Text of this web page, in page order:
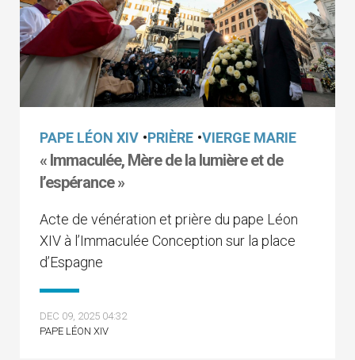
PAPE LÉON XIV •PRIÈRE •VIERGE MARIE
« Immaculée, Mère de la lumière et de
l’espérance »
Acte de vénération et prière du pape Léon
XIV à l’Immaculée Conception sur la place
d’Espagne
DEC 09, 2025 04:32
PAPE LÉON XIV